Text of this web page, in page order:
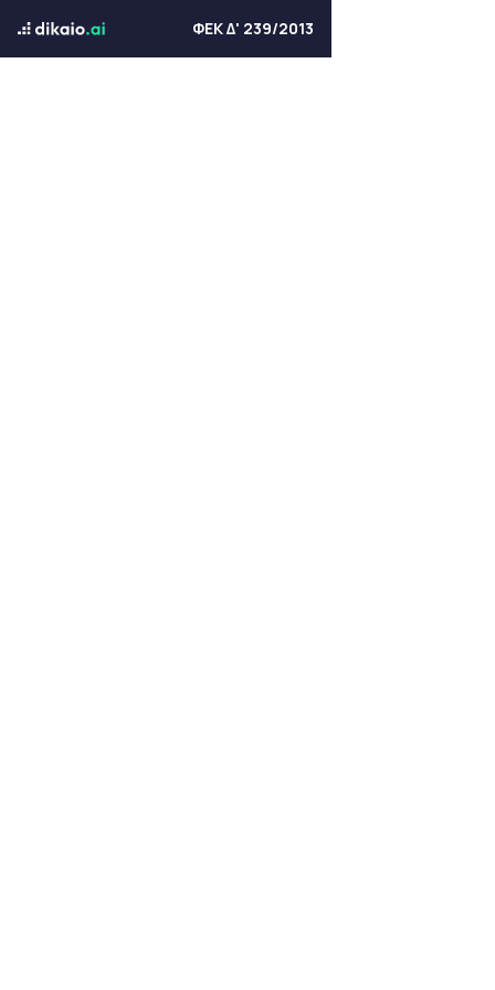
ΦΕΚ Δ' 239/2013